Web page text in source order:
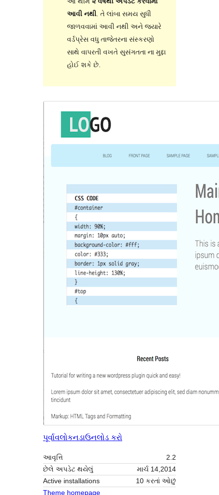
આવી નથી. તે લાંબા સમય સુધી
જાળવવામાં આવી નથી અને જ્યારે
વર્ડપ્રેસ વધુ તાજેતરના સંસ્કરણો
સાથે વાપરતી વખતે સુસંગતતા ના મુદ્દા
હોઈ શકે છે.
પૂર્વાવલોકનડાઉનલોડ કરો
આવૃત્તિ
2.2
છેલે અપડેટ થયેલું
માર્ચ 14,2014
Active installations
10 કરતાં ઓછું
Theme homepage